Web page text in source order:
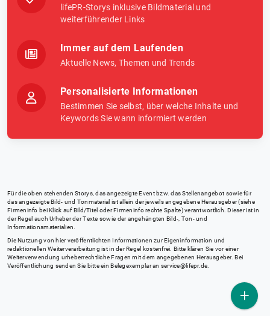
lifePR-Storys inklusive Bildmaterial und
weiterführender Links
Immer auf dem Laufenden
Aktuelle News, Themen und Trends
Personalisierte Informationen
Bestimmen Sie selbst, über welche Inhalte und
Keywords Sie wann informiert werden
Für die oben stehenden Storys, das angezeigte Event bzw. das Stellenangebot sowie für
das angezeigte Bild- und Tonmaterial ist allein der jeweils angegebene Herausgeber (siehe
Firmeninfo bei Klick auf Bild/Titel oder Firmeninfo rechte Spalte) verantwortlich. Dieser ist in
der Regel auch Urheber der Texte sowie der angehängten Bild-, Ton- und
Informationsmaterialien.
Die Nutzung von hier veröffentlichten Informationen zur Eigeninformation und
redaktionellen Weiterverarbeitung ist in der Regel kostenfrei. Bitte klären Sie vor einer
Weiterverwendung urheberrechtliche Fragen mit dem angegebenen Herausgeber. Bei
Veröffentlichung senden Sie bitte ein Belegexemplar an service@lifepr.de